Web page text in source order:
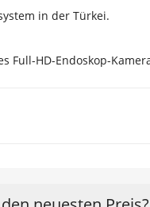
in der Türkei.
Full-HD-Endoskop-